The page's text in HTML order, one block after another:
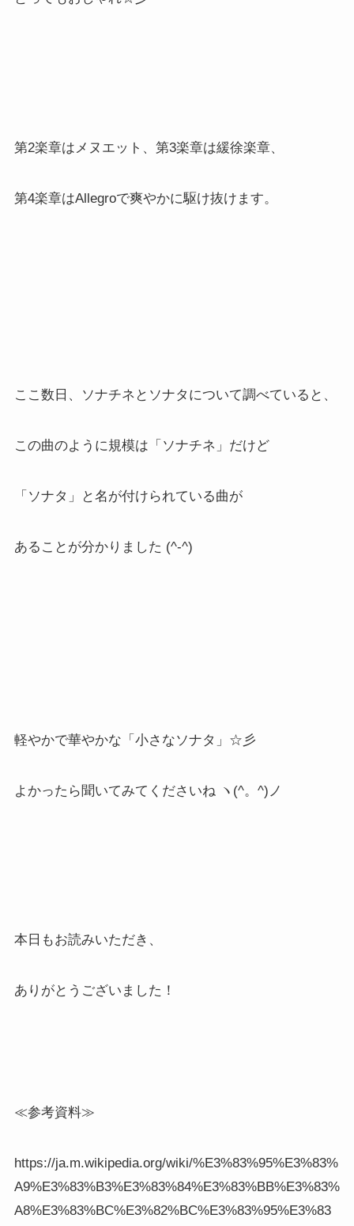
第2楽章はメヌエット、第3楽章は緩徐楽章、
第4楽章はAllegroで爽やかに駆け抜けます。
ここ数日、ソナチネとソナタについて調べていると、
この曲のように規模は「ソナチネ」だけど
「ソナタ」と名が付けられている曲が
あることが分かりました (^-^)
軽やかで華やかな「小さなソナタ」☆彡
よかったら聞いてみてくださいね ヽ(^。^)ノ
本日もお読みいただき、
ありがとうございました！
≪参考資料≫
https://ja.m.wikipedia.org/wiki/%E3%83%95%E3%83%
A9%E3%83%B3%E3%83%84%E3%83%BB%E3%83%
A8%E3%83%BC%E3%82%BC%E3%83%95%E3%83